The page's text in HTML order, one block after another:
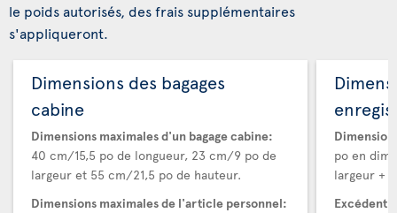
le poids autorisés, des frais supplémentaires
s'appliqueront.
Dimensions des bagages
cabine
Dimensions maximales d'un bagage cabine:
40 cm/15,5 po de longueur, 23 cm/9 po de
largeur et 55 cm/21,5 po de hauteur.
Dimensions maximales de l'article personnel:
po en
largeur +
Excédent